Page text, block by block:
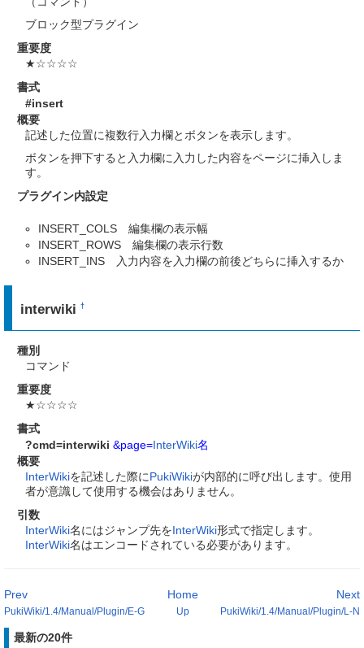
ブロック型プラグイン
重要度
★☆☆☆☆
書式
#insert
概要
記述した位置に複数行入力欄とボタンを表示します。
ボタンを押下すると入力欄に入力した内容をページに挿入しま
す。
プラグイン内設定
INSERT_COLS 編集欄の表示幅
INSERT_ROWS 編集欄の表示行数
INSERT_INS 入力内容を入力欄の前後どちらに挿入するか
interwiki†
種別
コマンド
重要度
★☆☆☆☆
書式
?cmd=interwiki &page=InterWiki名
概要
InterWikiを記述した際にPukiWikiが内部的に呼び出します。使用
者が意識して使用する機会はありません。
引数
InterWiki名にはジャンプ先をInterWiki形式で指定します。
InterWiki名はエンコードされている必要があります。
Prev
PukiWiki/1.4/Manual/Plugin/E-G
Next
PukiWiki/1.4/Manual/Plugin/L-N
Home
Up
最新の20件